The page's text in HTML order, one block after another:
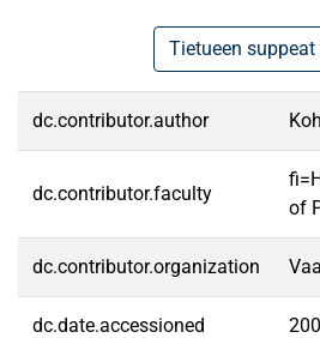
Tietueen
dc.contributor.author
dc.contributor.faculty
of
dc.contributor.organization
dc.date.accessioned